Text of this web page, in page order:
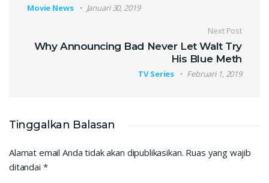
Movie News Januari 30, 2019
Next Post
Why Announcing Bad Never Let Walt Try
His Blue Meth
TV Series Februari 1, 2019
Tinggalkan Balasan
Alamat email Anda tidak akan dipublikasikan. Ruas yang wajib
ditandai *